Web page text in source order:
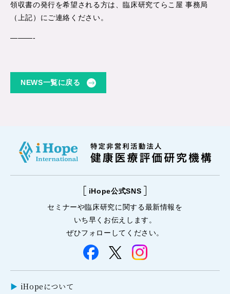
領収書の発行を希望される方は、臨床研究てらこ屋 事務局
（上記）にご連絡ください。
———-
NEWS一覧に戻る
iHope公式SNS
セミナーや臨床研究に関する最新情報を
いち早くお伝えします。
ぜひフォローしてください。
iHopeについて